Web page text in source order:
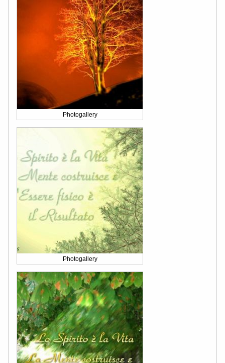
Photogallery
Photogallery